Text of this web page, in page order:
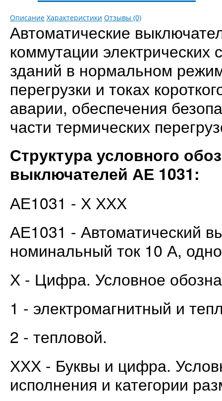
Описание Характеристики Отзывы (0)
Автоматические
коммутации
зданий в нормальном
перегрузки и токах
аварии, обеспечения
части термических
Структура условного
выключателей АЕ 1031:
АЕ1031 - Х ХХХ
АЕ1031 - Автоматический
номинальный ток 10 А,
Х - Цифра. Условное
1 - электромагнитный и
2 - тепловой.
ХХХ - Буквы и цифра.
исполнения и категории